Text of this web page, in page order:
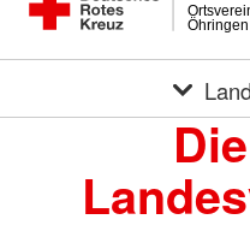
Öhringen